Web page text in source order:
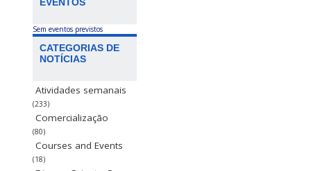
EVENTOS
Sem eventos previstos
CATEGORIAS DE
NOTÍCIAS
Atividades semanais
(233)
Comercialização
(80)
Courses and Events
(18)